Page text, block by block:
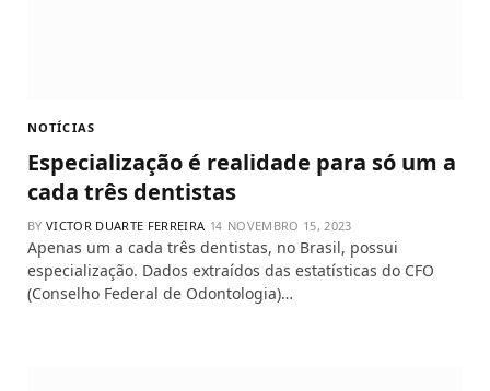
NOTÍCIAS
Especialização é realidade para só um a
cada três dentistas
BY VICTOR DUARTE FERREIRA NOVEMBRO 15, 2023
Apenas um a cada três dentistas, no Brasil, possui
especialização. Dados extraídos das estatísticas do CFO
(Conselho Federal de Odontologia)…